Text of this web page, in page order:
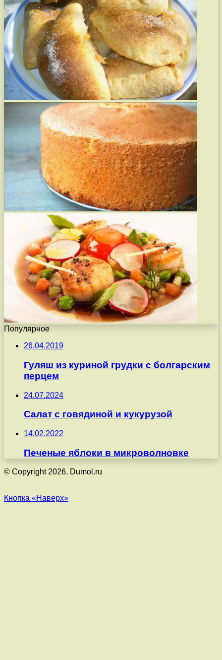
Популярное
26.04.2019
Гуляш из куриной грудки с болгарским
перцем
24.07.2024
Салат с говядиной и кукурузой
14.02.2022
Печеные яблоки в микроволновке
© Copyright 2026, Dumol.ru
Кнопка «Наверх»